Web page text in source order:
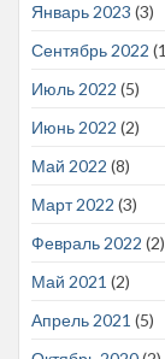
Январь 2023 (3)
Сентябрь 2022
Июль 2022 (5)
Июнь 2022 (2)
Май 2022 (8)
Март 2022 (3)
Февраль 2022 (2)
Май 2021 (2)
Апрель 2021 (5)